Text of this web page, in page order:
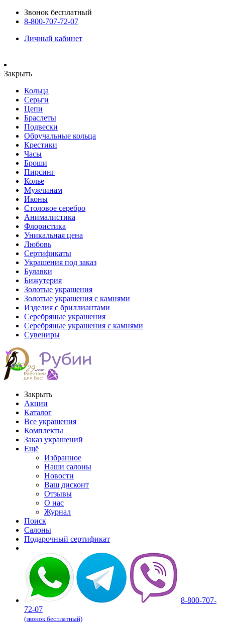
Звонок бесплатный
8-800-707-72-07
Личный кабинет
Закрыть
Кольца
Серьги
Цепи
Браслеты
Подвески
Обручальные кольца
Крестики
Часы
Броши
Пирсинг
Колье
Мужчинам
Иконы
Столовое серебро
Анималистика
Флористика
Уникальная цена
Любовь
Сертификаты
Украшения под заказ
Булавки
Бижутерия
Золотые украшения
Золотые украшения с камнями
Изделия с бриллиантами
Серебряные украшения
Серебряные украшения с камнями
Сувениры
Закрыть
Акции
Каталог
Все украшения
Комплекты
Заказ украшений
Ещё
Избранное
Наши салоны
Новости
Ваш дисконт
Отзывы
О нас
Журнал
Поиск
Салоны
Подарочный сертификат
8-800-707-
72-07
(звонок бесплатный)